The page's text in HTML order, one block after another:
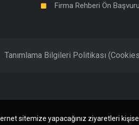
sitemize yapacağınız ziyaretleri
Firma Rehberi Ön Başvuru
Tanımlama Bilgileri Politikası